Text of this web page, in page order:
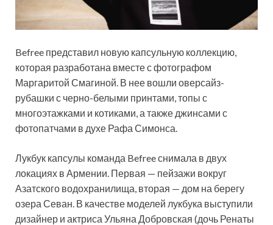
Befree представил новую капсульную коллекцию,
которая разработана вместе с фотографом
Маргаритой Смагиной. В нее вошли оверсайз-
рубашки с черно-белыми принтами, топы с
многоэтажками и котиками, а также джинсами с
фотопатчами в духе Рафа Симонса.
Лукбук капсулы команда Befreeснимала в двух
локациях в Армении. Первая — пейзажи вокруг
Азатского водохранилища, вторая — дом на берегу
озера Севан. В качестве моделей лукбука выступили
дизайнер и актриса Ульяна Добровская (дочь Ренаты